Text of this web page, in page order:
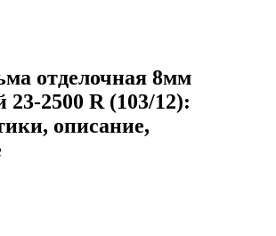
отделочная 8мм
2500 R (103/12):
описание,